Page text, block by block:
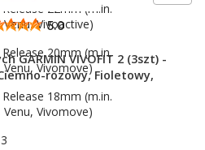
22mm (m.in.
Vivoactive)
20mm (m.in.
Vivomove)
18mm (m.in.
Vivomove)
5.0
GARMIN VIVOFIT 2 (3szt) -
Żółty, Ciemno-rozowy, Fioletowy,